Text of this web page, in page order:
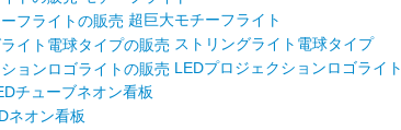
超巨大モチーフライト
ストリングライト電球タイプ
LEDプロジェクションロゴライト
チューブネオン看板
ネオン看板